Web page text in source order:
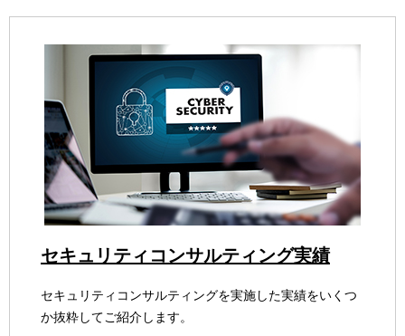
セキュリティコンサルティング実績
セキュリティコンサルティングを実施した実績をいくつ
か抜粋してご紹介します。